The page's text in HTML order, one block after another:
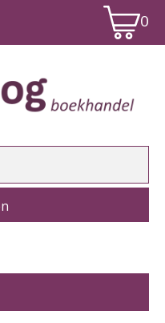
0
Winkelwagen:0